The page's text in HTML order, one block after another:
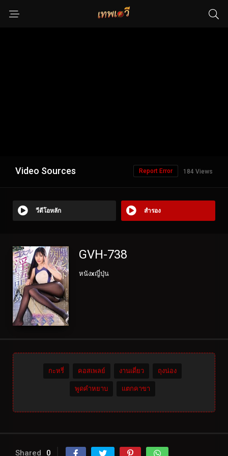
Video Sources 184 Views
Report Error
วีดีโอหลัก สำรอง
GVH-738
หนังxญี่ปุ่น
กะหรี่ คอสเพลย์ งานเดี่ยว ถุงน่อง
พูดคำหยาบ แตกคาขา
Shared 0